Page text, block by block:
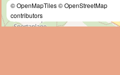
© OpenMapTiles© OpenStreetMap
contributors